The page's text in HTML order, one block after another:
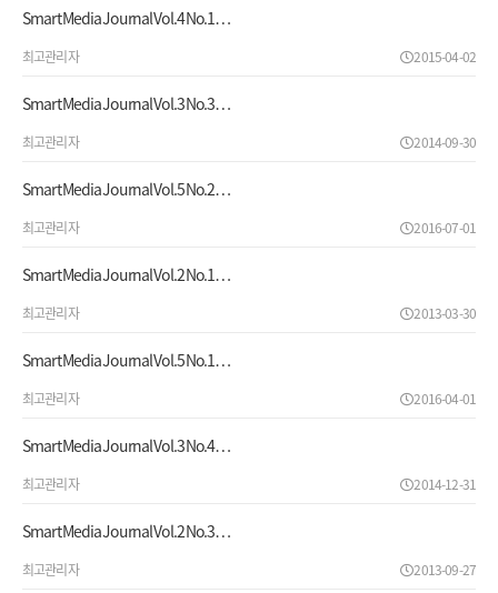
Smart Media Journal Vol.4 No.1…
최고관리자 2015-04-02
Smart Media Journal Vol.3 No.3…
최고관리자 2014-09-30
Smart Media Journal Vol.5 No.2…
최고관리자 2016-07-01
Smart Media Journal Vol.2 No.1…
최고관리자 2013-03-30
Smart Media Journal Vol.5 No.1…
최고관리자 2016-04-01
Smart Media Journal Vol.3 No.4…
최고관리자 2014-12-31
Smart Media Journal Vol.2 No.3…
최고관리자 2013-09-27